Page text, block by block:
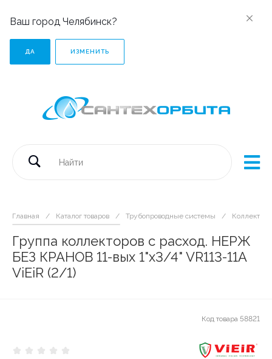
Ваш город Челябинск?
ДА ИЗМЕНИТЬ
Главная / Каталог товаров / Трубопроводные системы /
Группа коллекторов с расход. НЕРЖ
БЕЗ КРАНОВ 11-вых 1"x3/4" VR113-11A
ViEiR (2/1)
Код товара 58821